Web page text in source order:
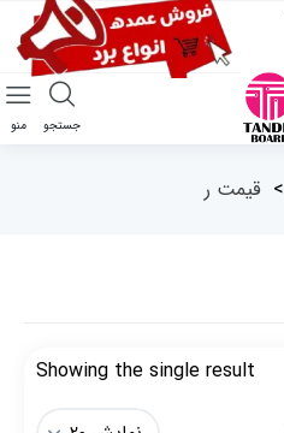
منو جستجو
> قیمت ر
Showing the single result